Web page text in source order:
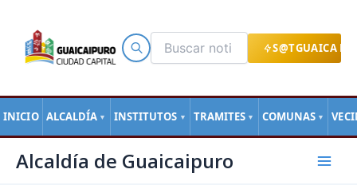
S@TGUAICA
INICIO ALCALDÍA ▼ INSTITUTOS ▼ TRAMITES ▼ COMUNAS ▼
contenido
Alcaldía de Guaicaipuro
Main
de